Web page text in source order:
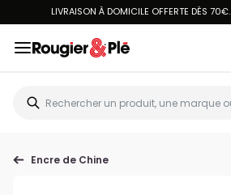
LIVRAISON À DOMICILE OFFERTE DÈS 70€.
Encre de Chine